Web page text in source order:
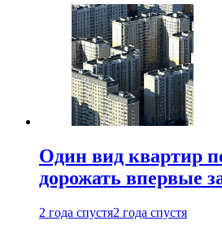
Один вид квартир
дорожать впервые
2 года спустя2 года спустя